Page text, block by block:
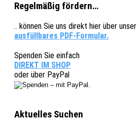
Regelmäßig fördern…
.. können Sie uns direkt hier über unser
ausfüllbares PDF-Formular.
Spenden Sie einfach
DIREKT IM SHOP
oder über PayPal
Aktuelles Suchen